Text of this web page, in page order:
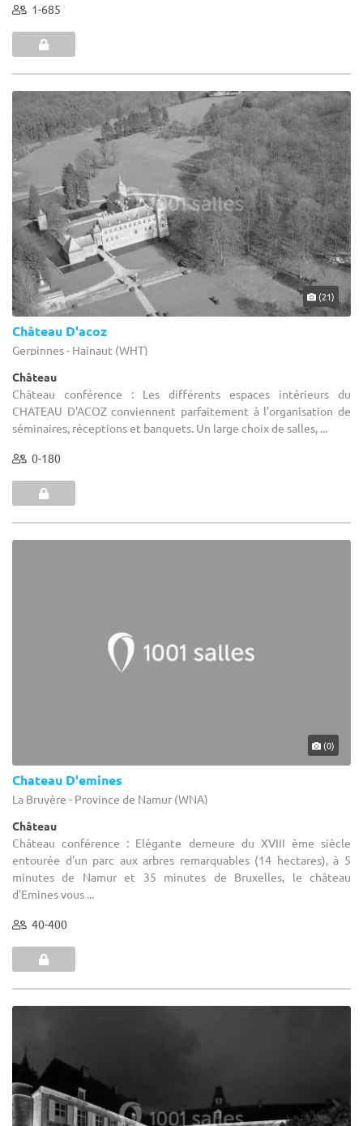
1-685
(21)
Château D'acoz
Gerpinnes - Hainaut (WHT)
Château
Château conférence : Les différents espaces intérieurs du
CHATEAU D'ACOZ conviennent parfaitement à l’organisation de
séminaires, réceptions et banquets. Un large choix de salles, ...
0-180
(0)
Chateau D'emines
La Bruyère - Province de Namur (WNA)
Château
Château conférence : Elégante demeure du XVIII ème siècle
entourée d'un parc aux arbres remarquables (14 hectares), à 5
minutes de Namur et 35 minutes de Bruxelles, le château
d'Emines vous ...
40-400